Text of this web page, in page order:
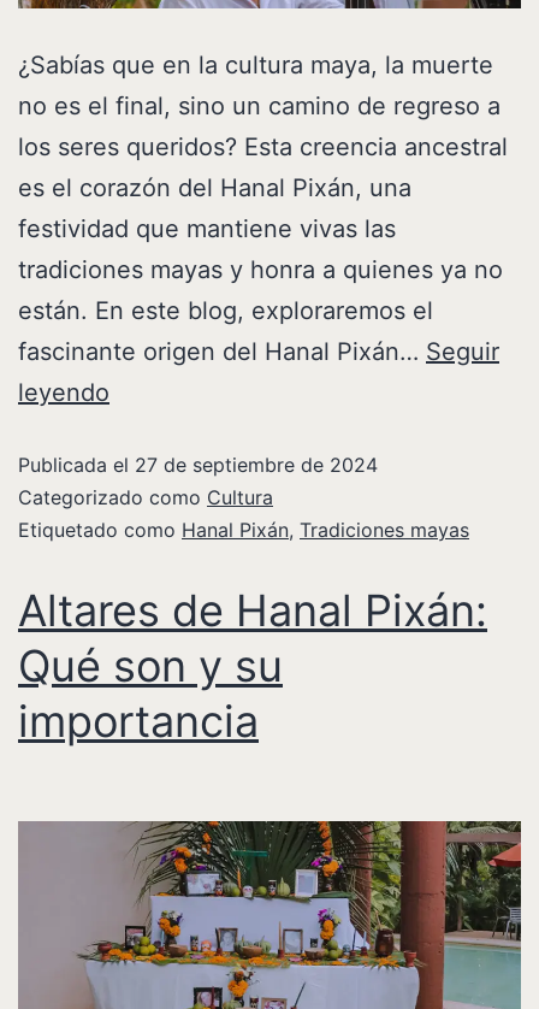
¿Sabías que en la cultura maya, la muerte
no es el final, sino un camino de regreso a
los seres queridos? Esta creencia ancestral
es el corazón del Hanal Pixán, una
festividad que mantiene vivas las
tradiciones mayas y honra a quienes ya no
están. En este blog, exploraremos el
fascinante origen del Hanal Pixán… Seguir
leyendo
Publicada el 27 de septiembre de 2024
Categorizado como Cultura
Etiquetado como Hanal Pixán, Tradiciones mayas
Altares de Hanal Pixán:
Qué son y su
importancia